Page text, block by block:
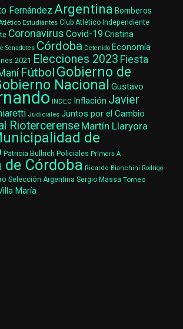
Fernández Argentina Bomberos
Estudiantes Club Atlético Independiente
Coronavirus Covid-19 Cristina
Senadores Córdoba Detenido Economía
2021 Elecciones 2023 Fiesta
Fútbol Gobierno de
Nacional Gustavo
INDEC Inflación Javier
Judiciales Juntos por el Cambio
Riotercerense Martín Llaryora
de
Patricia Bullrich Policiales Primera A
de Córdoba Ricardo Bianchini Rodrigo
Selección Argentina Sergio Massa Torneo
María